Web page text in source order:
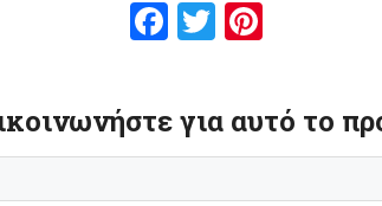
Facebook
Twitter
για αυτό το